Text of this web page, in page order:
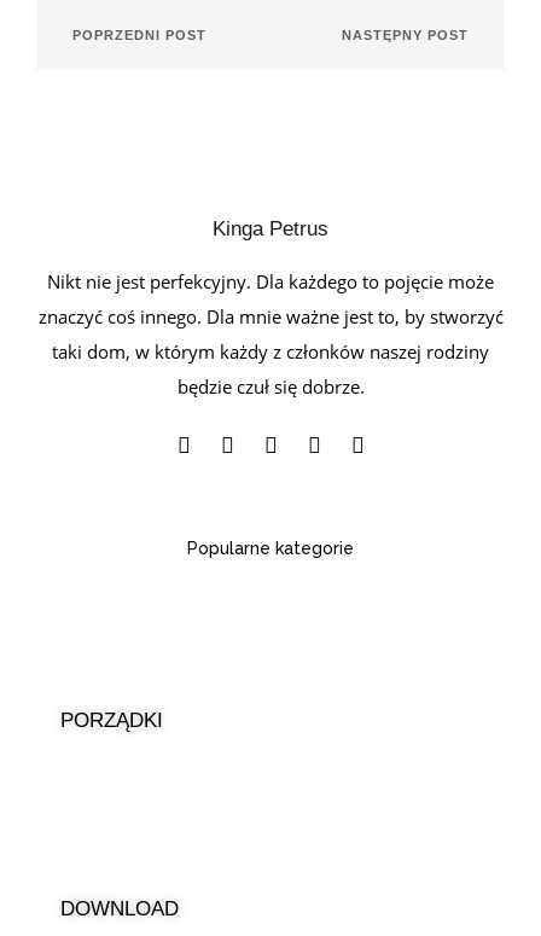
POPRZEDNI POST NASTĘPNY POST
Kinga Petrus
Nikt nie jest perfekcyjny. Dla każdego to pojęcie może
znaczyć coś innego. Dla mnie ważne jest to, by stworzyć
taki dom, w którym każdy z członków naszej rodziny
będzie czuł się dobrze.
Popularne kategorie
PORZĄDKI
DOWNLOAD